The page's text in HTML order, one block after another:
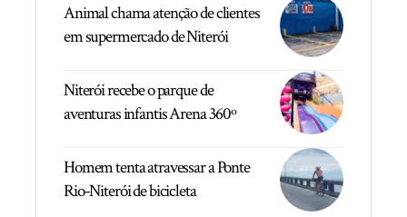
Animal chama atenção de clientes
em supermercado de Niterói
Niterói recebe o parque de
aventuras infantis Arena 360º
Homem tenta atravessar a Ponte
Rio-Niterói de bicicleta